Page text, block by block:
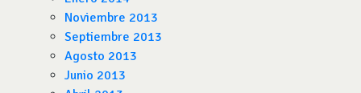
Noviembre 2013
Septiembre 2013
Agosto 2013
Junio 2013